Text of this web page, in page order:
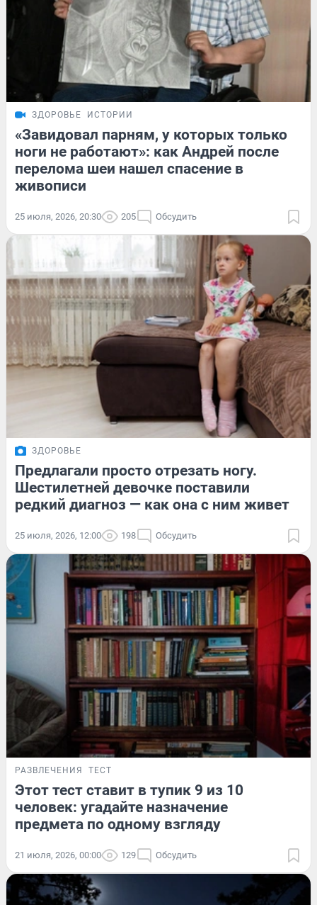
ЗДОРОВЬЕ ИСТОРИИ
«Завидовал парням, у которых только
ноги не работают»: как Андрей после
перелома шеи нашел спасение в
живописи
25 июля, 2026, 20:30 205 Обсудить
ЗДОРОВЬЕ
Предлагали просто отрезать ногу.
Шестилетней девочке поставили
редкий диагноз — как она с ним живет
25 июля, 2026, 12:00 198 Обсудить
РАЗВЛЕЧЕНИЯ ТЕСТ
Этот тест ставит в тупик 9 из 10
человек: угадайте назначение
предмета по одному взгляду
21 июля, 2026, 00:00 129 Обсудить